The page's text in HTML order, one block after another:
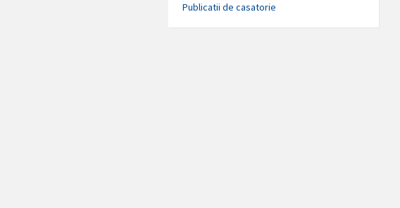
Publicatii de casatorie